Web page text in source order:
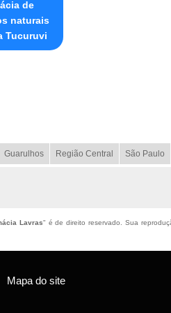
de
naturais
Tucuruvi
Guarulhos Região Central São Paulo
Lavras" é de direito reservado. Sua
Mapa do site